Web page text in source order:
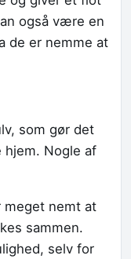
også være en
de er nemme at
som gør det
Nogle af
meget nemt at
sammen.
selv for